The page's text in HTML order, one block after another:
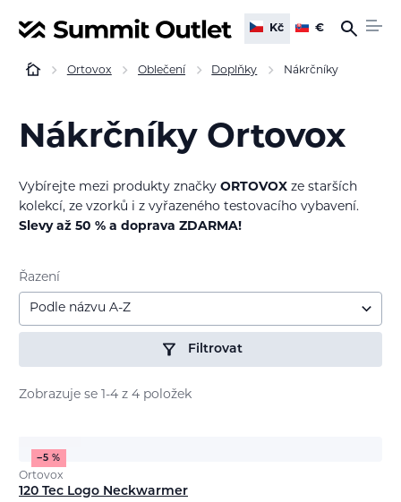
Kč €
Ortovox Oblečení Doplňky Nákrčníky
Nákrčníky Ortovox
Vybírejte mezi produkty značky ORTOVOX ze starších
kolekcí, ze vzorků i z vyřazeného testovacího vybavení.
Slevy až 50 % a doprava ZDARMA!
Řazení
Podle názvu A-Z
Filtrovat
Zobrazuje se 1-4 z 4 položek
−5 %
Ortovox
120 Tec Logo Neckwarmer